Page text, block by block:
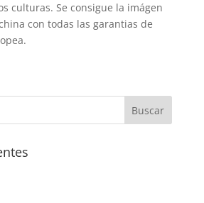
culturas. Se consigue la imágen
con todas las garantias de